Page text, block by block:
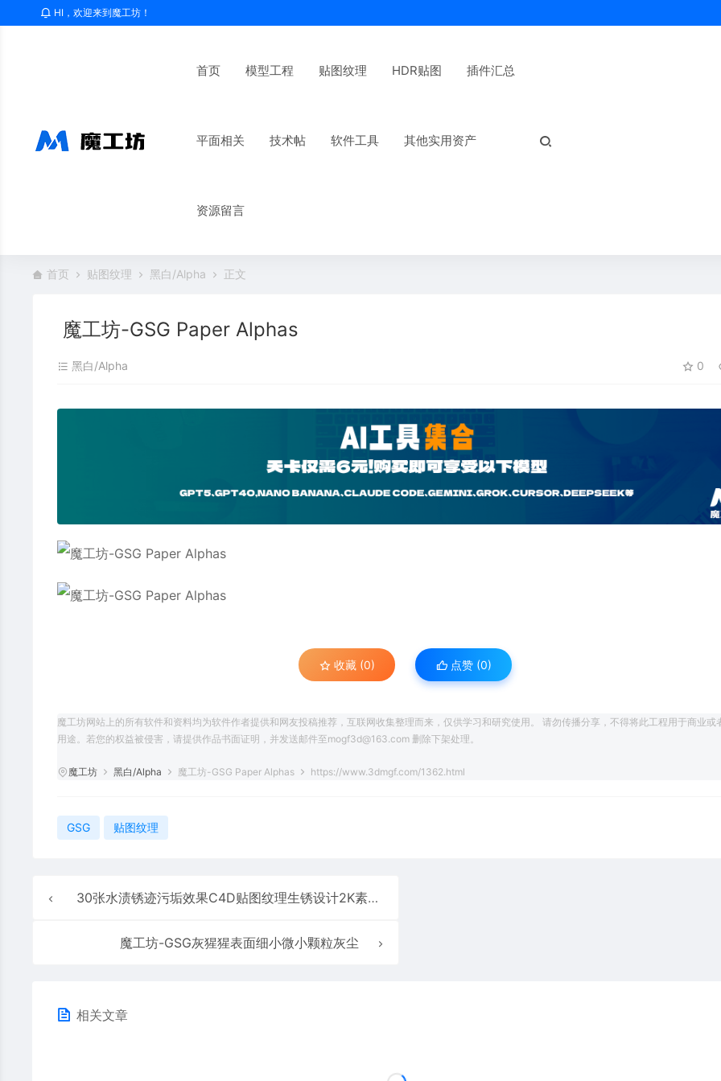
HI，欢迎来到魔工坊！
首页 模型工程 贴图纹理 HDR贴图 插件汇总
平面相关 技术帖 软件工具 其他实用资产
资源留言
首页 贴图纹理 黑白/Alpha 正文
魔工坊-GSG Paper Alphas
黑白/Alpha 0
收藏 (0) 点赞 (0)
魔工坊网站上的所有软件和资料均为软件作者提供和网友投稿推荐，互联网收集整理而来，仅供学习和研究使用。 请勿传播分享，不得将此工程用于商业或
用途。若您的权益被侵害，请提供作品书面证明，并发送邮件至mogf3d@163.com 删除下架处理。
魔工坊 黑白/Alpha 魔工坊-GSG Paper Alphas https://www.3dmgf.com/1362.html
GSG 贴图纹理
30张水渍锈迹污垢效果C4D贴图纹理生锈设计2K素材污渍渗漏深度
魔工坊-GSG灰猩猩表面细小微小颗粒灰尘
相关文章